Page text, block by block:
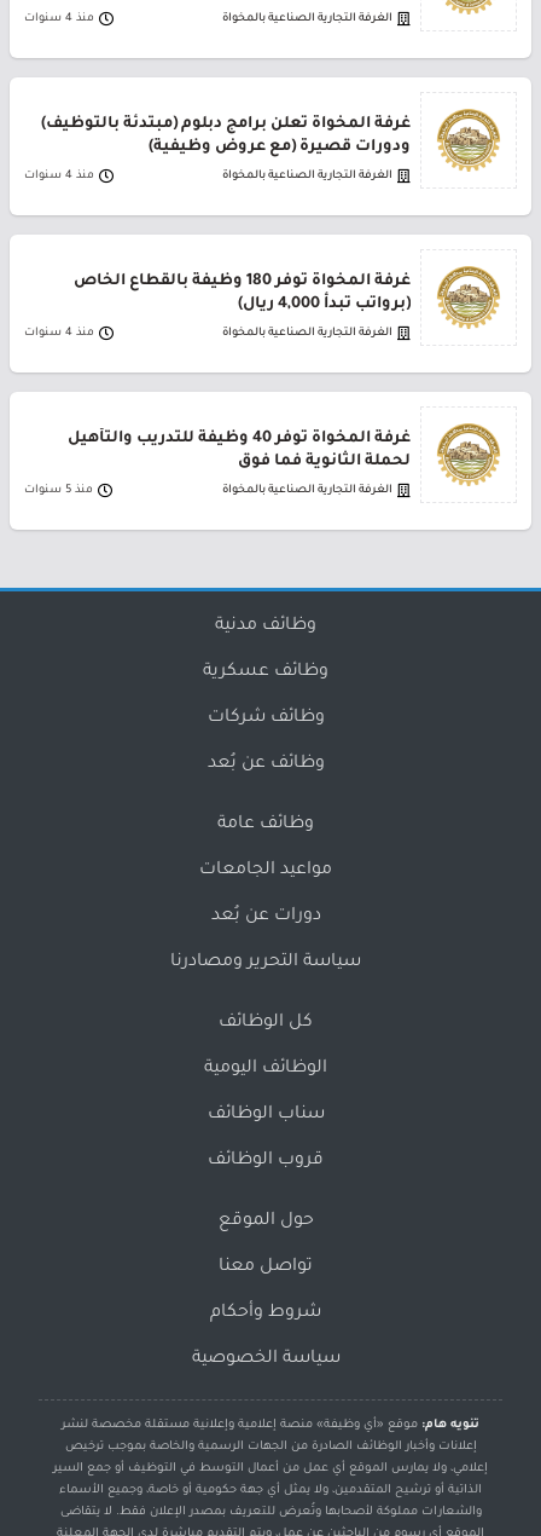
الغرفة التجارية الصناعية بالمخواة منذ 4 سنوات
غرفة المخواة تعلن برامج دبلوم (مبتدئة بالتوظيف)
ودورات قصيرة (مع عروض وظيفية)
الغرفة التجارية الصناعية بالمخواة منذ 4 سنوات
غرفة المخواة توفر 180 وظيفة بالقطاع الخاص
(برواتب تبدأ 4,000 ريال)
الغرفة التجارية الصناعية بالمخواة منذ 4 سنوات
غرفة المخواة توفر 40 وظيفة للتدريب والتأهيل
لحملة الثانوية فما فوق
الغرفة التجارية الصناعية بالمخواة منذ 5 سنوات
وظائف مدنية
وظائف عسكرية
وظائف شركات
وظائف عن بُعد
وظائف عامة
مواعيد الجامعات
دورات عن بُعد
سياسة التحرير ومصادرنا
كل الوظائف
الوظائف اليومية
سناب الوظائف
قروب الوظائف
حول الموقع
تواصل معنا
شروط وأحكام
سياسة الخصوصية
تنويه هام: موقع «أي وظيفة» منصة إعلامية وإعلانية مستقلة مخصصة لنشر
إعلانات وأخبار الوظائف الصادرة من الجهات الرسمية والخاصة بموجب ترخيص
إعلامي، ولا يمارس الموقع أي عمل من أعمال التوسط في التوظيف أو جمع السير
الذاتية أو ترشيح المتقدمين، ولا يمثل أي جهة حكومية أو خاصة، وجميع الأسماء
والشعارات مملوكة لأصحابها وتُعرض للتعريف بمصدر الإعلان فقط. لا يتقاضى